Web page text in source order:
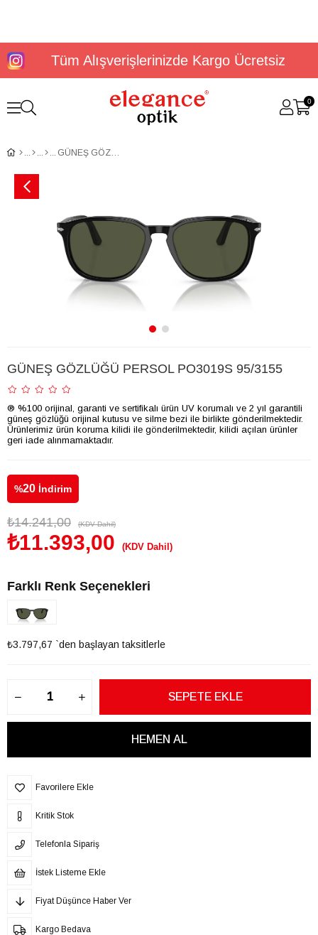
Tüm Alışverişlerinizde Kargo Ücretsiz
0
GÜNEŞ GÖZLÜĞÜ PERSOL PO3019S 95/3155
GÜNEŞ GÖZLÜĞÜ PERSOL PO3019S 95/3155
® %100 orijinal, garanti ve sertifikalı ürün UV korumalı ve 2 yıl garantili
güneş gözlüğü orijinal kutusu ve silme bezi ile birlikte gönderilmektedir.
Ürünlerimiz ürün koruma kilidi ile gönderilmektedir, kilidi açılan ürünler
geri iade alınmamaktadır.
%20 İndirim
₺14.241,00 (KDV Dahil)
₺11.393,00 (KDV Dahil)
Farklı Renk Seçenekleri
₺3.797,67 `den başlayan taksitlerle
Favorilere Ekle
Kritik Stok
Telefonla Sipariş
İstek Listeme Ekle
Fiyat Düşünce Haber Ver
Kargo Bedava